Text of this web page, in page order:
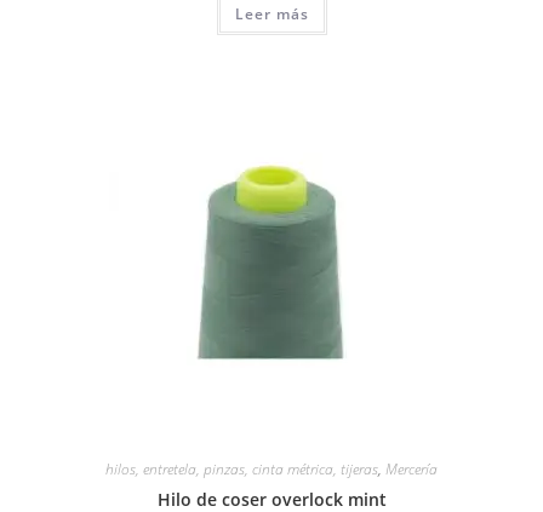
Leer más
hilos, entretela, pinzas, cinta métrica, tijeras, Mercería
Hilo de coser overlock mint